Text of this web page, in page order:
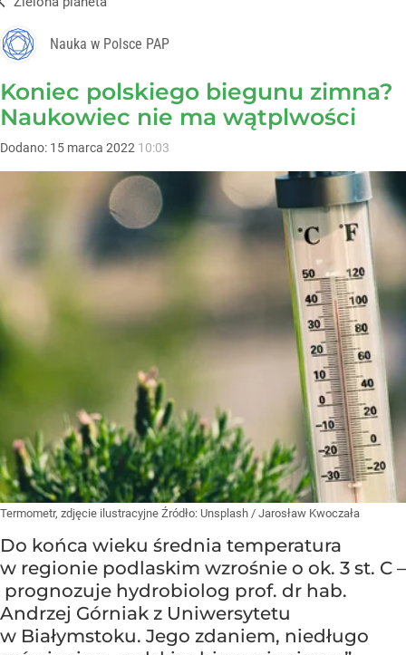
Nauka w Polsce PAP
Koniec polskiego biegunu zimna?
Naukowiec nie ma wątplwości
Dodano: 15 marca 2022 10:03
Termometr, zdjęcie ilustracyjne Źródło: Unsplash / Jarosław Kwoczała
Do końca wieku średnia temperatura
w regionie podlaskim wzrośnie o ok. 3 st. C –
prognozuje hydrobiolog prof. dr hab.
Andrzej Górniak z Uniwersytetu
w Białymstoku. Jego zdaniem, niedługo